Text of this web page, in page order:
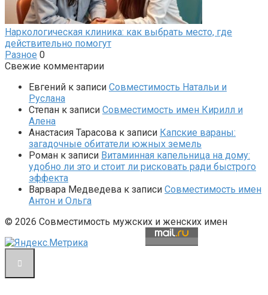
Наркологическая клиника: как выбрать место, где
действительно помогут
Разное 0
Свежие комментарии
Евгений к записи Совместимость Натальи и
Руслана
Степан к записи Совместимость имен Кирилл и
Алена
Анастасия Тарасова к записи Капские вараны:
загадочные обитатели южных земель
Роман к записи Витаминная капельница на дому:
удобно ли это и стоит ли рисковать ради быстрого
эффекта
Варвара Медведева к записи Совместимость имен
Антон и Ольга
© 2026 Совместимость мужских и женских имен